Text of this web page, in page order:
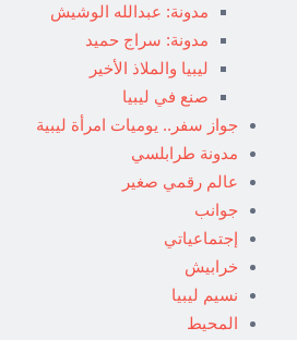
مدونة: عبدالله الوشيش
مدونة: سراج حميد
ليبيا والملاذ الأخير
صنع في ليبيا
جواز سفر.. يوميات امرأة ليبية
مدونة طرابلسي
عالم رقمي صغير
جوانب
إجتماعياتي
خرابيش
نسيم ليبيا
المحيط